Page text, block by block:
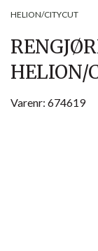
HELION/CITYCUT
HELION/
Varenr: 674619